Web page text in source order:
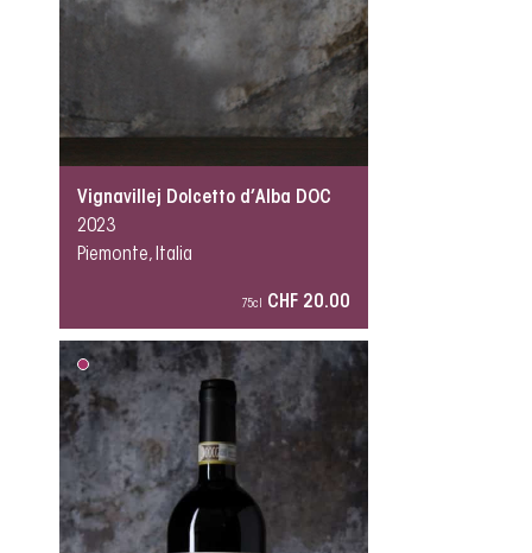
Vignavillej Dolcetto d’Alba DOC
2023
Piemonte, Italia
75cl CHF 20.00